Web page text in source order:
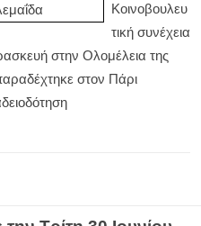
Κοινοβουλευ
τική συνέχεια
στην Ολομέλεια της
στον Πάρι